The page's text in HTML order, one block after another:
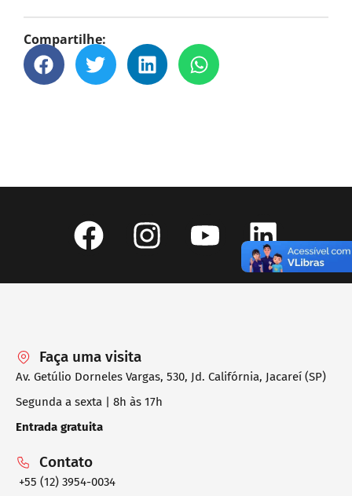
Compartilhe:
Faça uma visita
Av. Getúlio Dorneles Vargas, 530, Jd. Califórnia, Jacareí (SP)
Segunda a sexta | 8h às 17h
Entrada gratuita
Contato
+55 (12) 3954-0034